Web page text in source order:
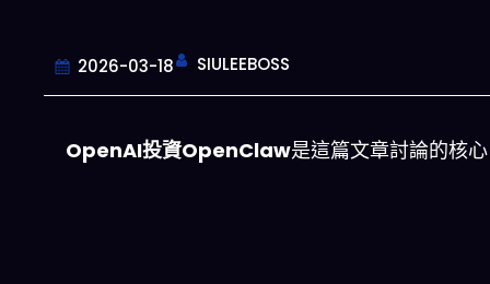
2026-03-18 SIULEEBOSS
OpenAI投資OpenClaw是這篇文章討論的核心